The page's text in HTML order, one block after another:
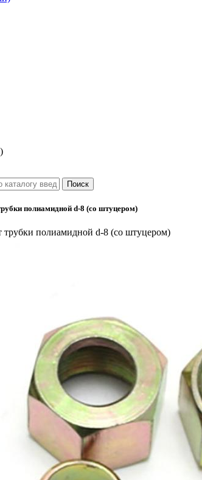
полиамидной d-8 (со штуцером)
трубки полиамидной d-8 (со штуцером)